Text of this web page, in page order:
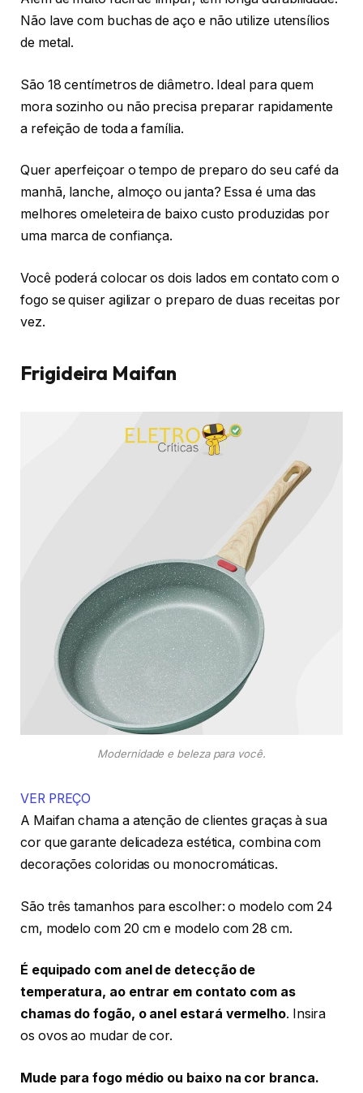
Não lave com buchas de aço e não utilize utensílios
de metal.
São 18 centímetros de diâmetro. Ideal para quem
mora sozinho ou não precisa preparar rapidamente
a refeição de toda a família.
Quer aperfeiçoar o tempo de preparo do seu café da
manhã, lanche, almoço ou janta? Essa é uma das
melhores omeleteira de baixo custo produzidas por
uma marca de confiança.
Você poderá colocar os dois lados em contato com o
fogo se quiser agilizar o preparo de duas receitas por
vez.
Frigideira Maifan
Modernidade e beleza para você.
VER PREÇO
A Maifan chama a atenção de clientes graças à sua
cor que garante delicadeza estética, combina com
decorações coloridas ou monocromáticas.
São três tamanhos para escolher: o modelo com 24
cm, modelo com 20 cm e modelo com 28 cm.
É equipado com anel de detecção de
temperatura, ao entrar em contato com as
chamas do fogão, o anel estará vermelho. Insira
os ovos ao mudar de cor.
Mude para fogo médio ou baixo na cor branca.